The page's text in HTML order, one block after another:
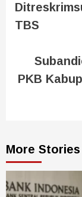
TBS
PKB
More Stories